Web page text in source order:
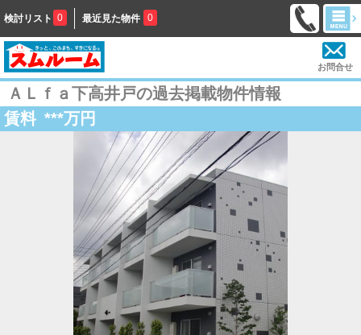
検討リスト 0 最近見た物件 0
お問合せ
ＡＬｆａ下高井戸の過去掲載物件情報
賃料 ***万円